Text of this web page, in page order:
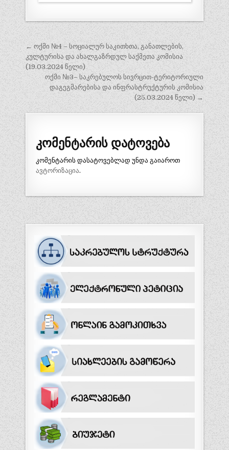
პოსტის
ნავიგაცია
← ოქმი №4 – სოციალურ საკითხთა, განათლების,
კულტურისა და ახალგაზრდულ საქმეთა კომისია
(19.03.2024 წელი)
ოქმი №3– საკრებულოს სივრცით-ტერიტორიული
დაგეგმარებისა და ინფრასტრუქტურის კომისია
(25.03.2024 წელი) →
კომენტარის დატოვება
კომენტარის დასატოვებლად უნდა გაიაროთ
ავტორიზაცია.